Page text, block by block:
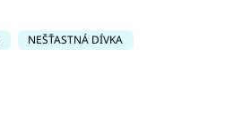
NEŠŤASTNÁ DÍVKA